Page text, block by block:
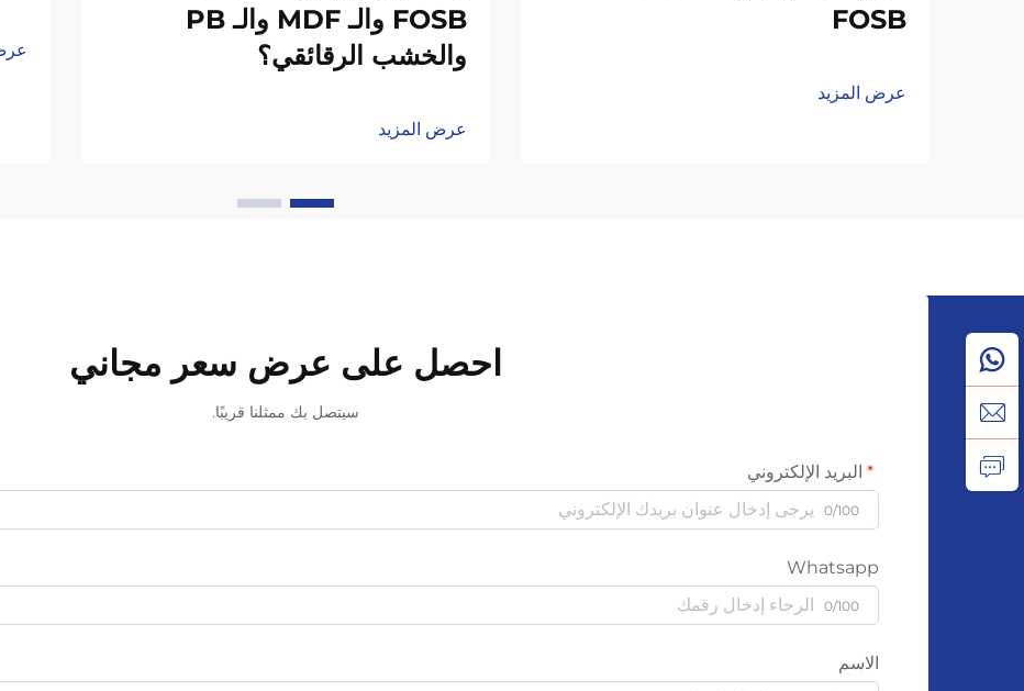
FOSB
عرض المزيد
FOSB والـ MDF والـ PB
والخشب الرقائقي؟
عرض المزيد
احصل على عرض سعر مجاني
سيتصل بك ممثلنا قريبًا.
البريد الإلكتروني
0/100
Whatsapp
0/100
الاسم